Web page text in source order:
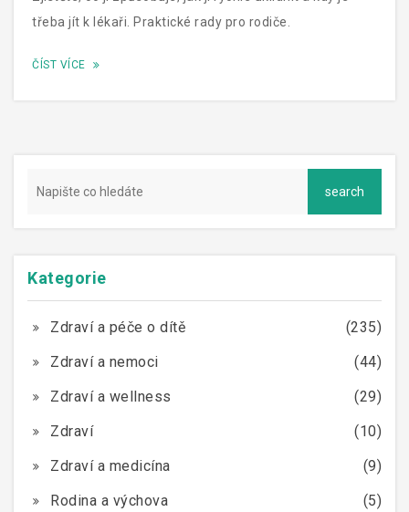
třeba jít k lékaři. Praktické rady pro rodiče.
ČÍST VÍCE
Kategorie
Zdraví a péče o dítě
(235)
Zdraví a nemoci
(44)
Zdraví a wellness
(29)
Zdraví
(10)
Zdraví a medicína
(9)
Rodina a výchova
(5)